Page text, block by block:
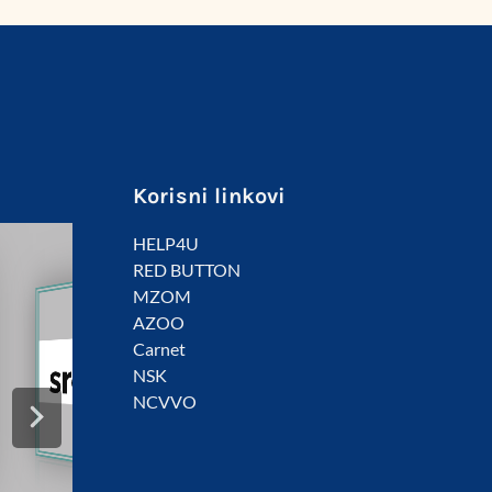
Korisni linkovi
HELP4U
RED BUTTON
MZOM
AZOO
Carnet
NSK
NCVVO